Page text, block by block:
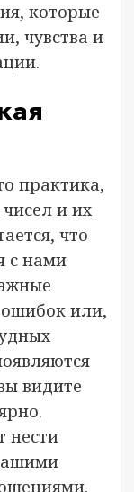
которые
чувства и
практика,
и их
что
с нами
или,
видите
нести